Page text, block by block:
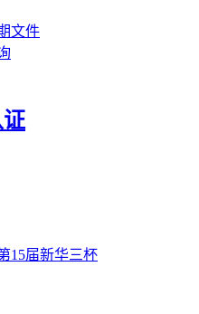
文件
15届新华三杯